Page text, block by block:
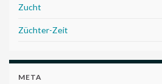
Zucht
Züchter-Zeit
META